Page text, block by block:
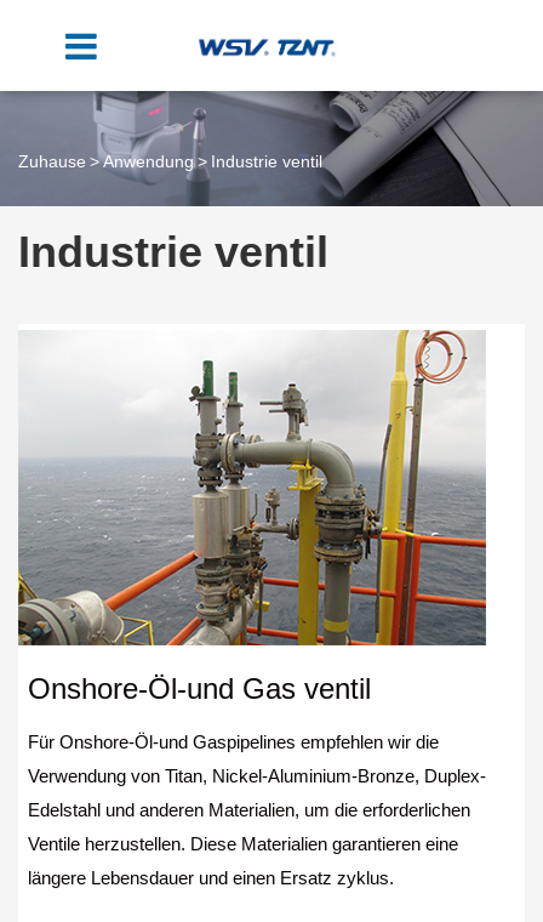
Zuhause Anwendung Industrie ventil
Industrie ventil
Onshore-Öl-und Gas ventil
Für Onshore-Öl-und Gaspipelines empfehlen wir die
Verwendung von Titan, Nickel-Aluminium-Bronze, Duplex-
Edelstahl und anderen Materialien, um die erforderlichen
Ventile herzustellen. Diese Materialien garantieren eine
längere Lebensdauer und einen Ersatz zyklus.